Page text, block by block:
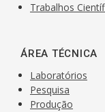
Trabalhos
ÁREA TÉCNICA
Laboratórios
Pesquisa
Produção